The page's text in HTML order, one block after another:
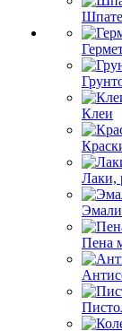
Клеи
Лаки,
Эмали
Пена